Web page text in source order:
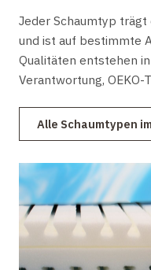
Jeder Schaumtyp
und ist auf bestimmte
Qualitäten entstehen
Verantwortung, OEKO-
Alle Schaumtypen